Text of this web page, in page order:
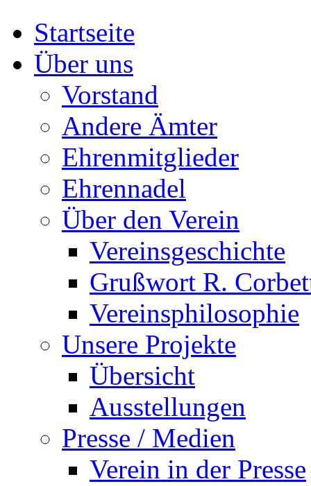
Startseite
Über uns
Vorstand
Andere Ämter
Ehrenmitglieder
Ehrennadel
Über den Verein
Vereinsgeschichte
Grußwort R.
Vereinsphilosophie
Unsere Projekte
Übersicht
Ausstellungen
Presse / Medien
Verein in der Presse